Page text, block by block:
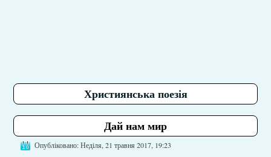
Християнська поезія
Дай нам мир
Опубліковано: Неділя, 21 травня 2017, 19:23